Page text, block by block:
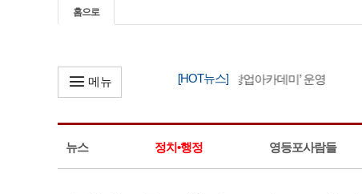
홈으로
[HOT뉴스]
영등포구, ‘2026년 소상공인 창업아카데미’ 운영
메뉴
뉴스 정치•행정 영등포사람들